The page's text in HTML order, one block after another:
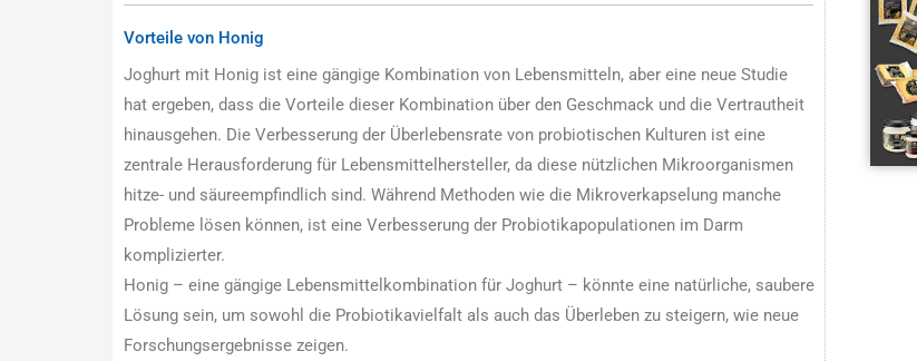
Vorteile von Honig
Joghurt mit Honig ist eine gängige Kombination von Lebensmitteln, aber eine neue Studie
hat ergeben, dass die Vorteile dieser Kombination über den Geschmack und die Vertrautheit
hinausgehen. Die Verbesserung der Überlebensrate von probiotischen Kulturen ist eine
zentrale Herausforderung für Lebensmittelhersteller, da diese nützlichen Mikroorganismen
hitze- und säureempfindlich sind. Während Methoden wie die Mikroverkapselung manche
Probleme lösen können, ist eine Verbesserung der Probiotikapopulationen im Darm
komplizierter.
Honig – eine gängige Lebensmittelkombination für Joghurt – könnte eine natürliche, saubere
Lösung sein, um sowohl die Probiotikavielfalt als auch das Überleben zu steigern, wie neue
Forschungsergebnisse zeigen.